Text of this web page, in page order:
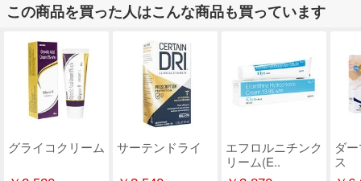
この商品を買った人はこんな商品も買っています
グライコクリーム サーテンドライ
エフロルニチンク
リーム(E..
ダ
ス